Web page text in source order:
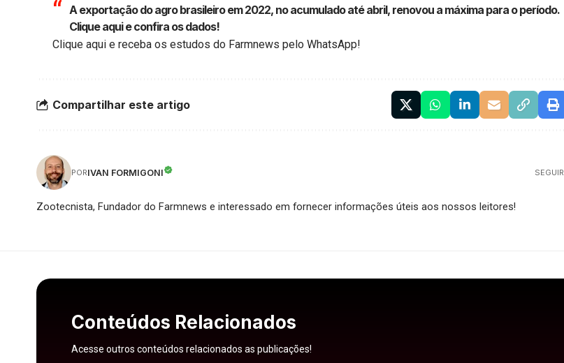
A exportação do agro brasileiro em 2022, no acumulado até abril, renovou a máxima para o período.
Clique aquie confira os dados!
Clique aqui e receba os estudos do Farmnews pelo WhatsApp!
Compartilhar este artigo
PORIVAN FORMIGONI SEGUIR
Zootecnista, Fundador do Farmnews e interessado em fornecer informações úteis aos nossos leitores!
Conteúdos Relacionados
Acesse outros conteúdos relacionados as publicações!